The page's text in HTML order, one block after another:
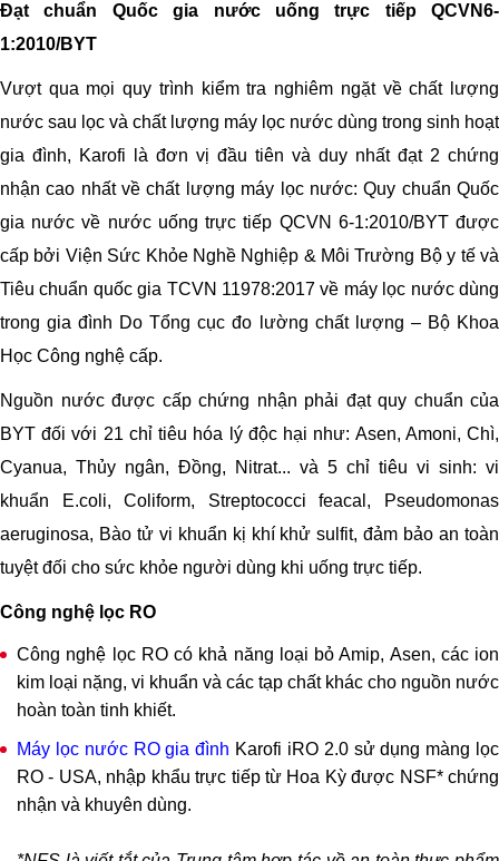
CẢNH BÁO THAY LÕI
Giúp tiết kiệm chi phí và đảm bảo chất lượng sau lọc
Đạt chuẩn Quốc gia nước uống trực tiếp QCVN6-
1:2010/BYT
Vượt qua mọi quy trình kiểm tra nghiêm ngặt về chất lượng
nước sau lọc và chất lượng máy lọc nước dùng trong sinh hoạt
gia đình, Karofi là đơn vị đầu tiên và duy nhất đạt 2 chứng
nhận cao nhất về chất lượng máy lọc nước: Quy chuẩn Quốc
gia nước về nước uống trực tiếp QCVN 6-1:2010/BYT được
cấp bởi Viện Sức Khỏe Nghề Nghiệp & Môi Trường Bộ y tế và
Tiêu chuẩn quốc gia TCVN 11978:2017 về máy lọc nước dùng
trong gia đình Do Tổng cục đo lường chất lượng – Bộ Khoa
Học Công nghệ cấp.
Nguồn nước được cấp chứng nhận phải đạt quy chuẩn của
BYT đối với 21 chỉ tiêu hóa lý độc hại như: Asen, Amoni, Chì,
Cyanua, Thủy ngân, Đồng, Nitrat... và 5 chỉ tiêu vi sinh: vi
khuẩn E.coli, Coliform, Streptococci feacal, Pseudomonas
aeruginosa, Bào tử vi khuẩn kị khí khử sulfit, đảm bảo an toàn
tuyệt đối cho sức khỏe người dùng khi uống trực tiếp.
Công nghệ lọc RO
Công nghệ lọc RO có khả năng loại bỏ Amip, Asen, các ion
kim loại nặng, vi khuẩn và các tạp chất khác cho nguồn nước
hoàn toàn tinh khiết.
Máy lọc nước RO gia đình Karofi iRO 2.0 sử dụng màng lọc
RO - USA, nhập khẩu trực tiếp từ Hoa Kỳ được NSF* chứng
nhận và khuyên dùng.